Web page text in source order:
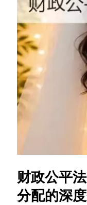
财政公平
分配的深